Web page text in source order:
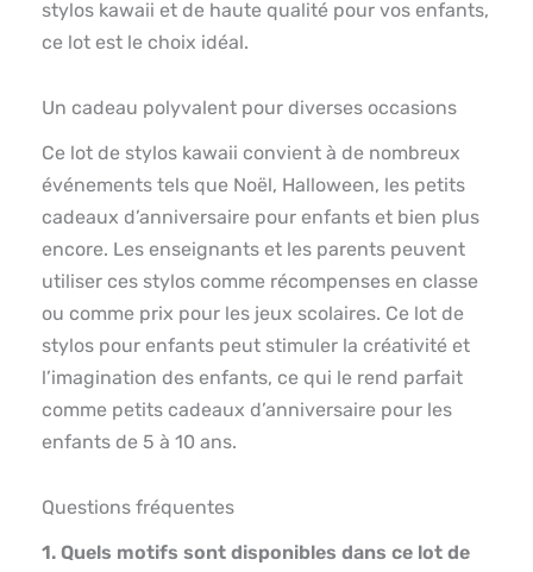
stylos kawaii et de haute qualité pour vos enfants,
ce lot est le choix idéal.
Un cadeau polyvalent pour diverses occasions
Ce lot de stylos kawaii convient à de nombreux
événements tels que Noël, Halloween, les petits
cadeaux d’anniversaire pour enfants et bien plus
encore. Les enseignants et les parents peuvent
utiliser ces stylos comme récompenses en classe
ou comme prix pour les jeux scolaires. Ce lot de
stylos pour enfants peut stimuler la créativité et
l’imagination des enfants, ce qui le rend parfait
comme petits cadeaux d’anniversaire pour les
enfants de 5 à 10 ans.
Questions fréquentes
1. Quels motifs sont disponibles dans ce lot de